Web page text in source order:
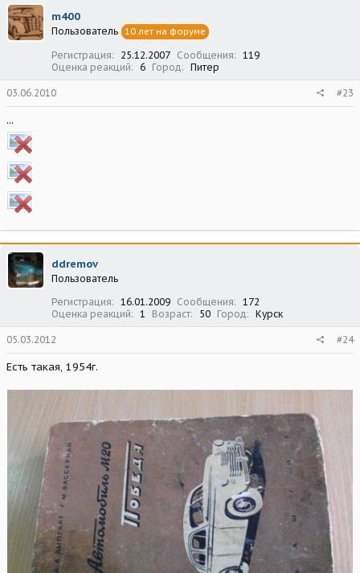
m400
Пользователь 10 лет на форуме
Регистрация 25.12.2007 Сообщения
119
Оценка реакций
6 Город Питер
03.06.2010 #23
...
ddremov
Пользователь
Регистрация
16.01.2009 Сообщения
172
Оценка реакций
1 Возраст 50 Город Курск
05.03.2012 #24
Есть такая, 1954г.